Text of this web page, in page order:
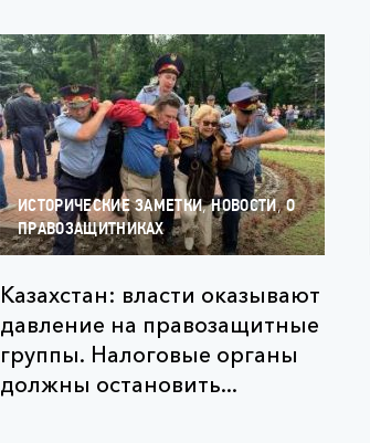
ИСТОРИЧЕСКИЕ ЗАМЕТКИ,НОВОСТИ,О
ПРАВОЗАЩИТНИКАХ
Казахстан: власти оказывают
давление на правозащитные
группы. Налоговые органы
должны остановить...